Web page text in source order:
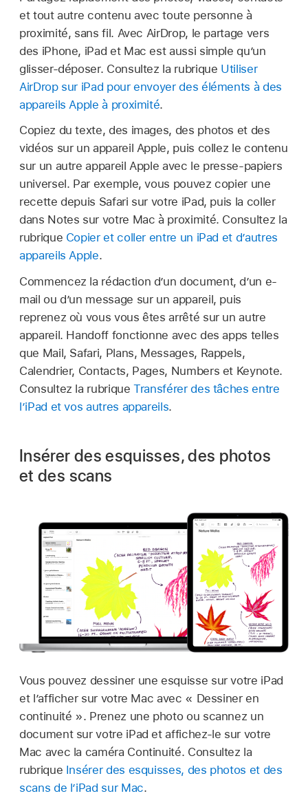
et tout autre contenu avec toute personne à
proximité, sans fil. Avec AirDrop, le partage vers
des iPhone, iPad et Mac est aussi simple qu’un
glisser-déposer. Consultez la rubrique Utiliser
AirDrop sur iPad pour envoyer des éléments à des
appareils Apple à proximité.
Copiez du texte, des images, des photos et des
vidéos sur un appareil Apple, puis collez le contenu
sur un autre appareil Apple avec le presse-papiers
universel. Par exemple, vous pouvez copier une
recette depuis Safari sur votre iPad, puis la coller
dans Notes sur votre Mac à proximité. Consultez la
rubrique Copier et coller entre un iPad et d’autres
appareils Apple.
Commencez la rédaction d’un document, d’un e-
mail ou d’un message sur un appareil, puis
reprenez où vous vous êtes arrêté sur un autre
appareil. Handoff fonctionne avec des apps telles
que Mail, Safari, Plans, Messages, Rappels,
Calendrier, Contacts, Pages, Numbers et Keynote.
Consultez la rubriqueTransférer des tâches entre
l’iPad et vos autres appareils.
Insérer des esquisses, des photos
et des scans
Vous pouvez dessiner une esquisse sur votre iPad
et l’afficher sur votre Mac avec « Dessiner en
continuité ». Prenez une photo ou scannez un
document sur votre iPad et affichez-le sur votre
Mac avec la caméra Continuité. Consultez la
rubrique Insérer des esquisses, des photos et des
scans de l’iPad sur Mac.